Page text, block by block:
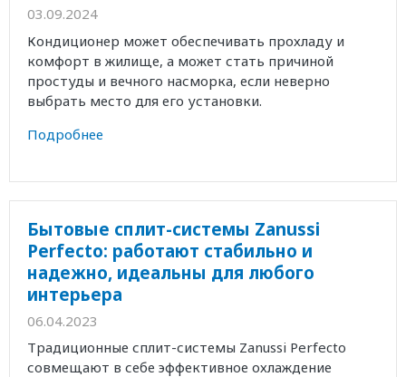
03.09.2024
Кондиционер может обеспечивать прохладу и
комфорт в жилище, а может стать причиной
простуды и вечного насморка, если неверно
выбрать место для его установки.
Подробнее
Бытовые сплит-системы Zanussi
Perfecto: работают стабильно и
надежно, идеальны для любого
интерьера
06.04.2023
Традиционные сплит-системы Zanussi Perfecto
совмещают в себе эффективное охлаждение